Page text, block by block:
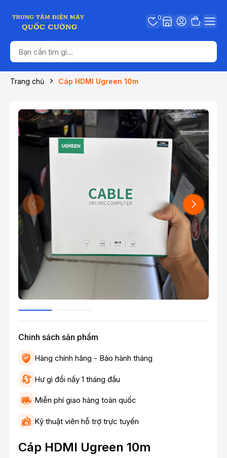
0
Trang chủ Cáp HDMI Ugreen 10m
Chinh sách sản phẩm
Hàng chính hãng - Bảo hành tháng
Hư gì đổi nấy 1 tháng đầu
Miễn phí giao hàng toàn quốc
Kỹ thuật viên hỗ trợ trực tuyến
Cáp HDMI Ugreen 10m